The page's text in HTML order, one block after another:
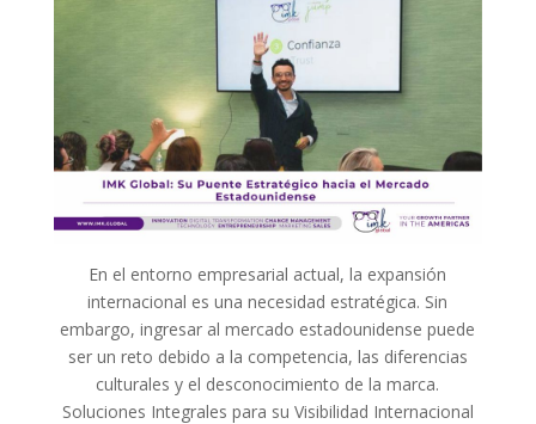
En el entorno empresarial actual, la expansión
internacional es una necesidad estratégica. Sin
embargo, ingresar al mercado estadounidense puede
ser un reto debido a la competencia, las diferencias
culturales y el desconocimiento de la marca.
Soluciones Integrales para su Visibilidad Internacional